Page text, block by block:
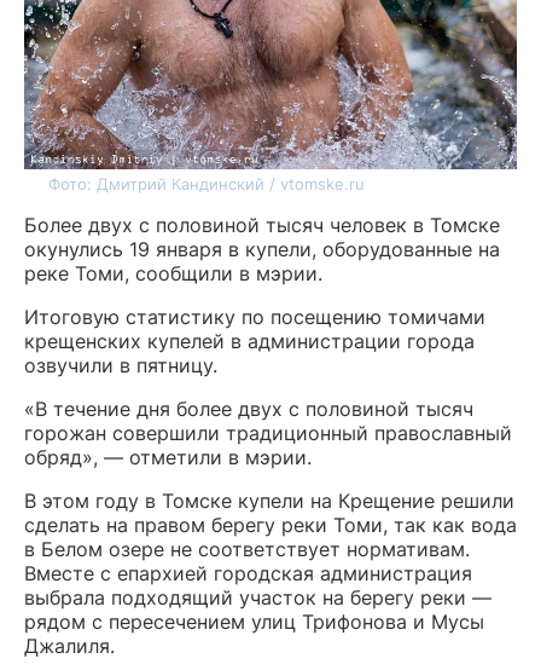
Фото: Дмитрий Кандинский / vtomske.ru
Более двух с половиной тысяч человек в Томске
окунулись 19 января в купели, оборудованные на
реке Томи, сообщили в мэрии.
Итоговую статистику по посещению томичами
крещенских купелей в администрации города
озвучили в пятницу.
«В течение дня более двух с половиной тысяч
горожан совершили традиционный православный
обряд», — отметили в мэрии.
В этом году в Томске купели на Крещение решили
сделать на правом берегу реки Томи, так как вода
в Белом озере не соответствует нормативам.
Вместе с епархией городская администрация
выбрала подходящий участок на берегу реки —
рядом с пересечением улиц Трифонова и Мусы
Джалиля.